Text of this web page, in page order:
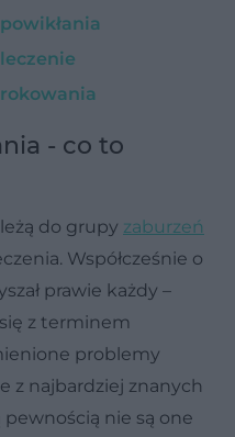
- co to
do grupy zaburzeń
Współcześnie o
prawie każdy –
z terminem
problemy
z najbardziej znanych
pewnością nie są one